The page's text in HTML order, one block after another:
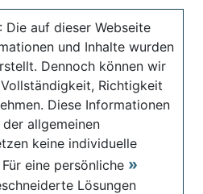
: Die auf dieser Webseite
und Inhalte wurden
Dennoch können wir
Richtigkeit
Diese Informationen
allgemeinen
keine individuelle
eine persönliche
Lösungen